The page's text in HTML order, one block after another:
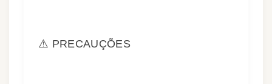
⚠️ PRECAUÇÕES